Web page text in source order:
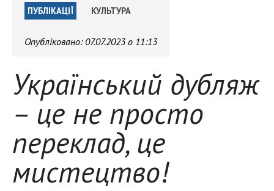
ПУБЛІКАЦІЇ КУЛЬТУРА
Опубліковано: 07.07.2023 о 11:13
Український дубляж
– це не просто
переклад, це
мистецтво!